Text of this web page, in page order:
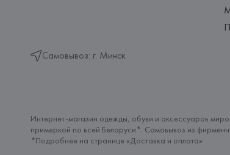
Самовывоз: г. Минск
Интернет-магазин одежды, обуви и аксессуаров
примеркой по всей Беларуси*. Самовывоз из
*Подробнее на странице «Доставка и оплата»